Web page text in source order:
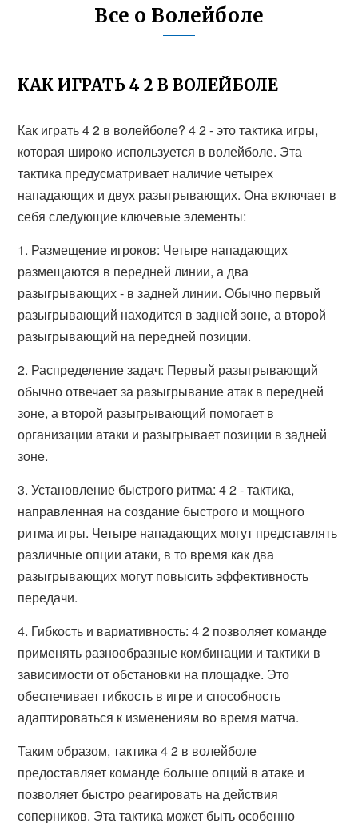
Все о Волейболе
КАК ИГРАТЬ 4 2 В ВОЛЕЙБОЛЕ
Как играть 4 2 в волейболе? 4 2 - это тактика игры,
которая широко используется в волейболе. Эта
тактика предусматривает наличие четырех
нападающих и двух разыгрывающих. Она включает в
себя следующие ключевые элементы:
1. Размещение игроков: Четыре нападающих
размещаются в передней линии, а два
разыгрывающих - в задней линии. Обычно первый
разыгрывающий находится в задней зоне, а второй
разыгрывающий на передней позиции.
2. Распределение задач: Первый разыгрывающий
обычно отвечает за разыгрывание атак в передней
зоне, а второй разыгрывающий помогает в
организации атаки и разыгрывает позиции в задней
зоне.
3. Установление быстрого ритма: 4 2 - тактика,
направленная на создание быстрого и мощного
ритма игры. Четыре нападающих могут представлять
различные опции атаки, в то время как два
разыгрывающих могут повысить эффективность
передачи.
4. Гибкость и вариативность: 4 2 позволяет команде
применять разнообразные комбинации и тактики в
зависимости от обстановки на площадке. Это
обеспечивает гибкость в игре и способность
адаптироваться к изменениям во время матча.
Таким образом, тактика 4 2 в волейболе
предоставляет команде больше опций в атаке и
позволяет быстро реагировать на действия
соперников. Эта тактика может быть особенно